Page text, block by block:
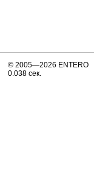
© 2005—2026 ENTERO
0.038 сек.